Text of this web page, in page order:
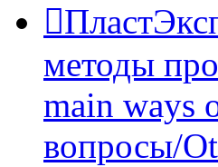
методы
main ways
вопросы/